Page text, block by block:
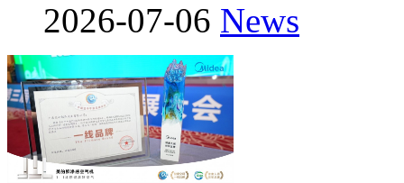
2026-07-06 News